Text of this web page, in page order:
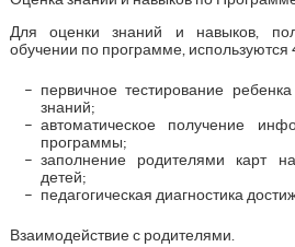
Для оценки знаний и навыков,
обучении по программе, используются
первичное тестирование
знаний;
автоматическое получение
программы;
заполнение родителями карт
детей;
педагогическая диагностика
Взаимодействие с родителями.